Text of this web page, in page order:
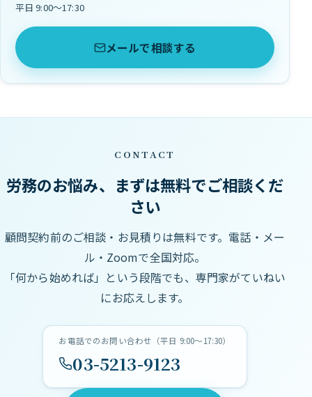
平日 9:00〜17:30
メールで相談する
CONTACT
労務のお悩み、まずは無料でご相談くだ
さい
顧問契約前のご相談・お見積りは無料です。電話・メー
ル・Zoomで全国対応。
「何から始めれば」という段階でも、専門家がていねい
にお応えします。
お電話でのお問い合わせ（平日 9:00〜17:30）
03-5213-9123